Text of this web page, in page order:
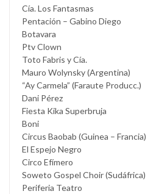
Cía. Los Fantasmas
Pentación – Gabino Diego
Botavara
Ptv Clown
Toto Fabris y Cía.
Mauro Wolynsky (Argentina)
“Ay Carmela” (Faraute Producc.)
Dani Pérez
Fiesta Kika Superbruja
Boni
Circus Baobab (Guinea – Francia)
El Espejo Negro
Circo Efímero
Soweto Gospel Choir (Sudáfrica)
Periferia Teatro